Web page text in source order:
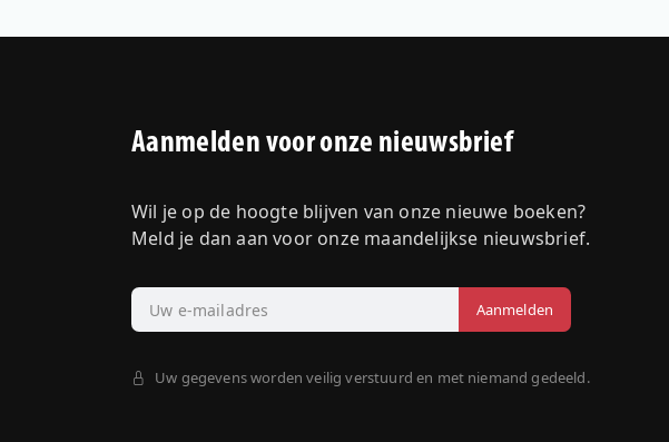
Aanmelden voor onze nieuwsbrief
Wil je op de hoogte blijven van onze nieuwe boeken?
Meld je dan aan voor onze maandelijkse nieuwsbrief.
Uw gegevens worden veilig verstuurd en met niemand gedeeld.